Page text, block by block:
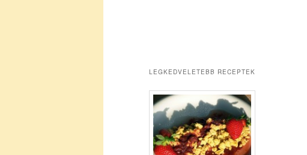
LEGKEDVELETEBB RECEPTEK